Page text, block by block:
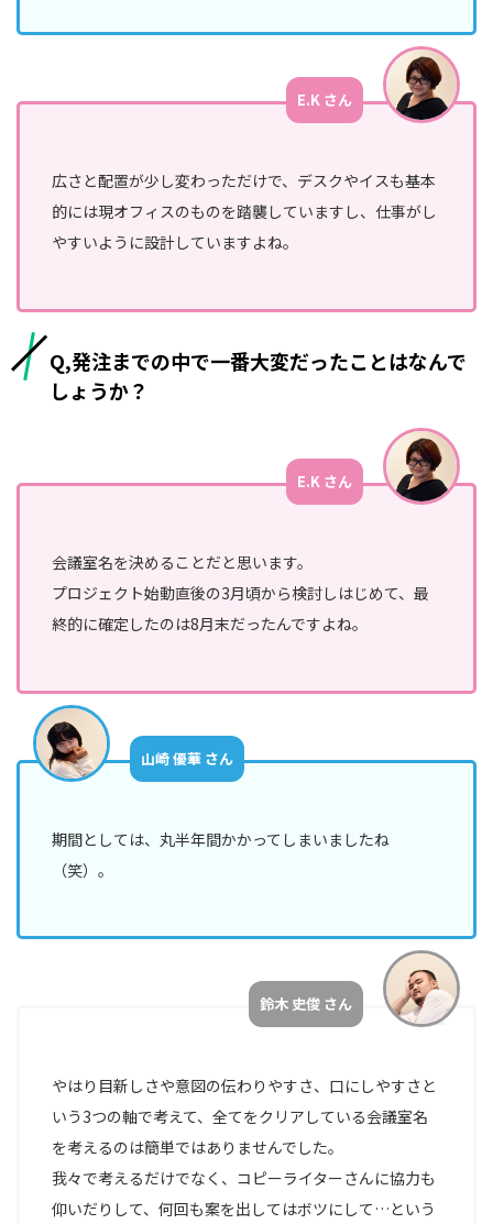
E.K さん
広さと配置が少し変わっただけで、デスクやイスも基本
的には現オフィスのものを踏襲していますし、仕事がし
やすいように設計していますよね。
Q,発注までの中で一番大変だったことはなんで
しょうか？
E.K さん
会議室名を決めることだと思います。
プロジェクト始動直後の3月頃から検討しはじめて、最
終的に確定したのは8月末だったんですよね。
山崎 優華 さん
期間としては、丸半年間かかってしまいましたね
（笑）。
鈴木 史俊 さん
やはり目新しさや意図の伝わりやすさ、口にしやすさと
いう3つの軸で考えて、全てをクリアしている会議室名
を考えるのは簡単ではありませんでした。
我々で考えるだけでなく、コピーライターさんに協力も
仰いだりして、何回も案を出してはボツにして…という